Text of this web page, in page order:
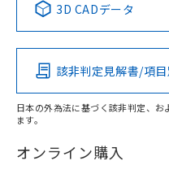
Pb Hg
O
在庫等で未対応品が混在
この
その他の認証はこ
3D CADデータ
該非判定見解書/項
日本の外為法に基づく該非判定、お
ます。
オンライン購入